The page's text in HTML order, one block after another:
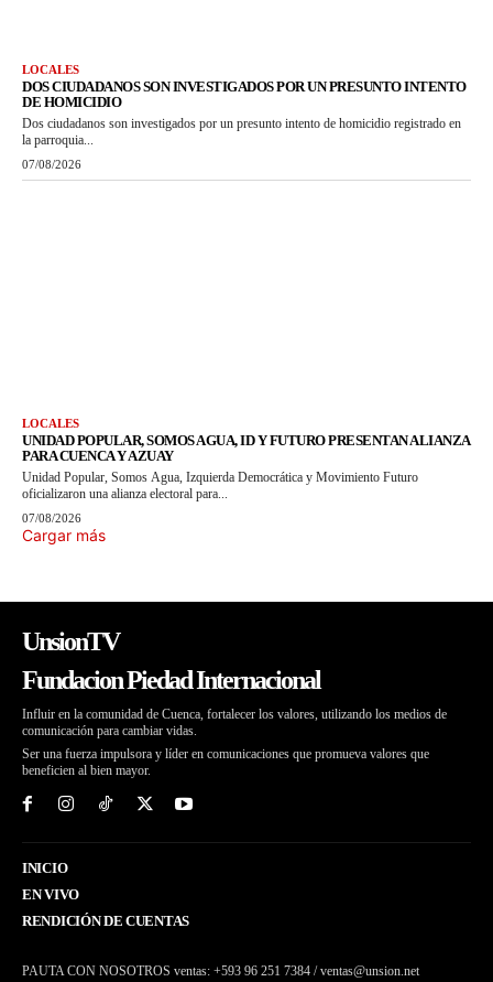
LOCALES
DOS CIUDADANOS SON INVESTIGADOS POR UN PRESUNTO INTENTO
DE HOMICIDIO
Dos ciudadanos son investigados por un presunto intento de homicidio registrado en
la parroquia...
07/08/2026
LOCALES
UNIDAD POPULAR, SOMOS AGUA, ID Y FUTURO PRESENTAN ALIANZA
PARA CUENCA Y AZUAY
Unidad Popular, Somos Agua, Izquierda Democrática y Movimiento Futuro
oficializaron una alianza electoral para...
07/08/2026
Cargar más
UnsionTV
Fundacion Piedad Internacional
Influir en la comunidad de Cuenca, fortalecer los valores, utilizando los medios de
comunicación para cambiar vidas.
Ser una fuerza impulsora y líder en comunicaciones que promueva valores que
beneficien al bien mayor.
INICIO
EN VIVO
RENDICIÓN DE CUENTAS
PAUTA CON NOSOTROS ventas: +593 96 251 7384 / ventas@unsion.net